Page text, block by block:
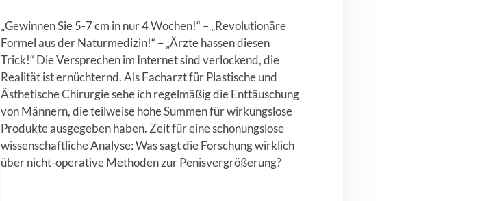
„Gewinnen Sie 5-7 cm in nur 4 Wochen!“ – „Revolutionäre
Formel aus der Naturmedizin!“ – „Ärzte hassen diesen
Trick!“ Die Versprechen im Internet sind verlockend, die
Realität ist ernüchternd. Als Facharzt für Plastische und
Ästhetische Chirurgie sehe ich regelmäßig die Enttäuschung
von Männern, die teilweise hohe Summen für wirkungslose
Produkte ausgegeben haben. Zeit für eine schonungslose
wissenschaftliche Analyse: Was sagt die Forschung wirklich
über nicht-operative Methoden zur Penisvergrößerung?